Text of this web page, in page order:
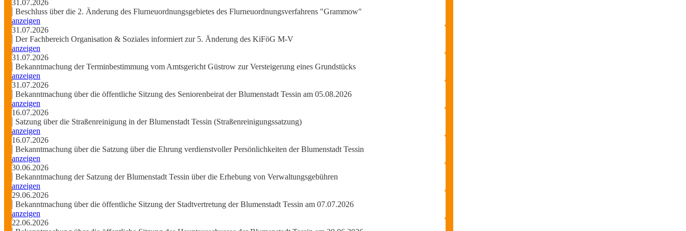
31.07.2026
Beschluss über die 2. Änderung des Flurneuordnungsgebietes des Flurneuordnungsverfahrens "Grammow"
anzeigen
31.07.2026
Der Fachbereich Organisation & Soziales informiert zur 5. Änderung des KiFöG M-V
anzeigen
31.07.2026
Bekanntmachung der Terminbestimmung vom Amtsgericht Güstrow zur Versteigerung eines Grundstücks
anzeigen
31.07.2026
Bekanntmachung über die öffentliche Sitzung des Seniorenbeirat der Blumenstadt Tessin am 05.08.2026
anzeigen
16.07.2026
Satzung über die Straßenreinigung in der Blumenstadt Tessin (Straßenreinigungssatzung)
anzeigen
16.07.2026
Bekanntmachung über die Satzung über die Ehrung verdienstvoller Persönlichkeiten der Blumenstadt Tessin
anzeigen
30.06.2026
Bekanntmachung der Satzung der Blumenstadt Tessin über die Erhebung von Verwaltungsgebühren
anzeigen
29.06.2026
Bekanntmachung über die öffentliche Sitzung der Stadtvertretung der Blumenstadt Tessin am 07.07.2026
anzeigen
22.06.2026